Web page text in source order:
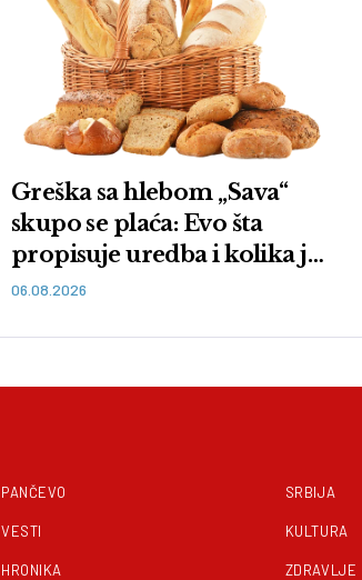
Greška sa hlebom „Sava“
skupo se plaća: Evo šta
propisuje uredba i kolika je
kazna
06.08.2026
PANČEVO
VESTI
HRONIKA
SRBIJA
KULTURA
ZDRAVLJE